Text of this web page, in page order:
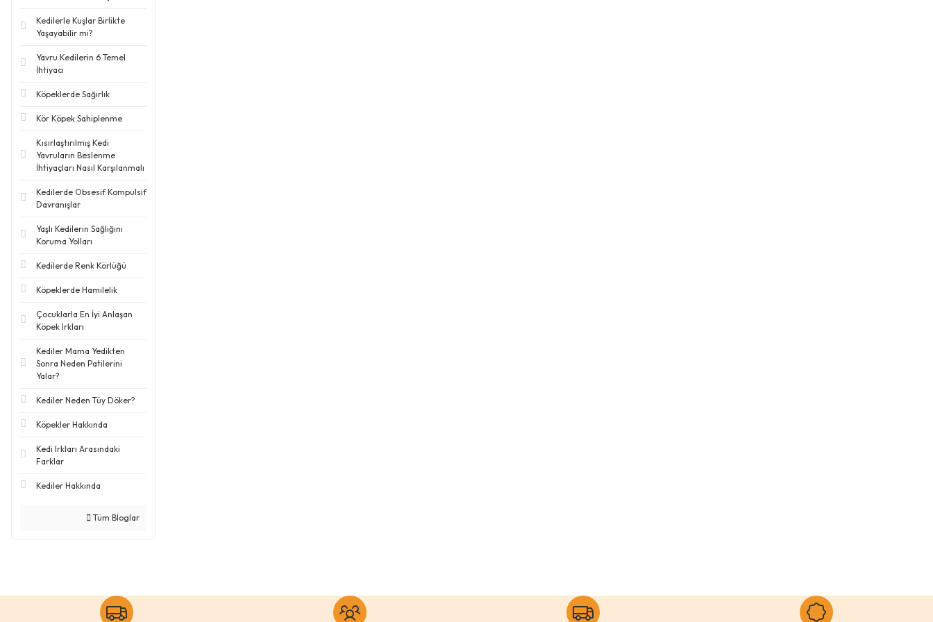
Kedilerle Kuşlar Birlikte
Yaşayabilir mi?
Yavru Kedilerin 6 Temel
İhtiyacı
Köpeklerde Sağırlık
Kör Köpek Sahiplenme
Kısırlaştırılmış Kedi
Yavruların Beslenme
İhtiyaçları Nasıl Karşılanmalı
Kedilerde Obsesif Kompulsif
Davranışlar
Yaşlı Kedilerin Sağlığını
Koruma Yolları
Kedilerde Renk Körlüğü
Köpeklerde Hamilelik
Çocuklarla En İyi Anlaşan
Köpek Irkları
Kediler Mama Yedikten
Sonra Neden Patilerini
Yalar?
Kediler Neden Tüy Döker?
Köpekler Hakkında
Kedi Irkları Arasındaki
Farklar
Kediler Hakkında
Tüm Bloglar